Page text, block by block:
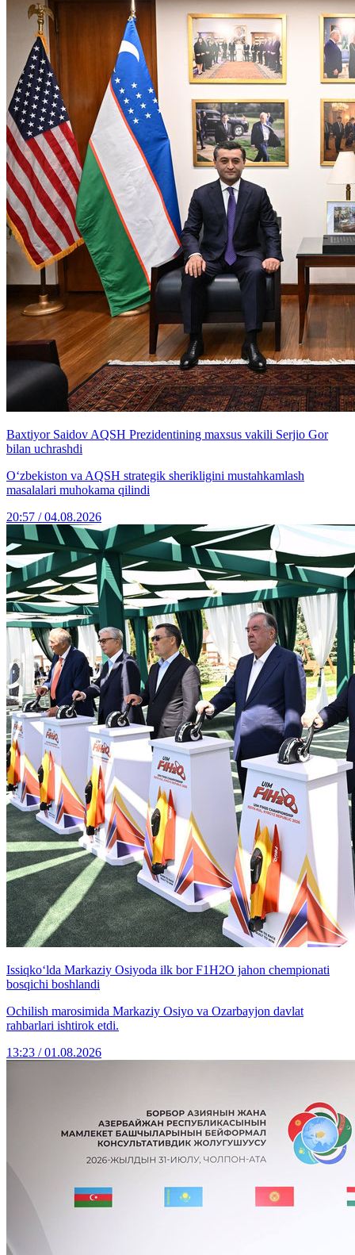
Baxtiyor Saidov AQSH Prezidentining maxsus vakili Serjio Gor
bilan uchrashdi
O‘zbekiston va AQSH strategik sherikligini mustahkamlash
masalalari muhokama qilindi
20:57 / 04.08.2026
Issiqko‘lda Markaziy Osiyoda ilk bor F1H2O jahon chempionati
bosqichi boshlandi
Ochilish marosimida Markaziy Osiyo va Ozarbayjon davlat
rahbarlari ishtirok etdi.
13:23 / 01.08.2026